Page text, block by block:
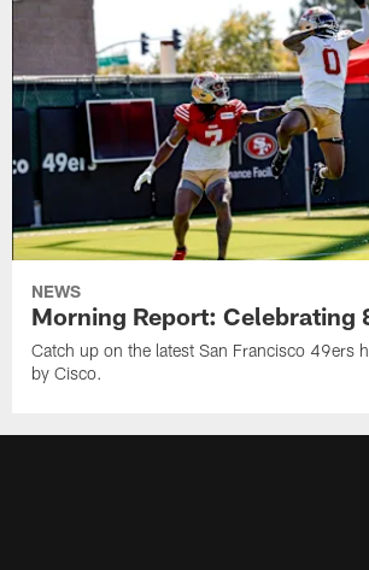
NEWS
Morning Report: Celebrating
Catch up on the latest San Francisco 49ers
by Cisco.